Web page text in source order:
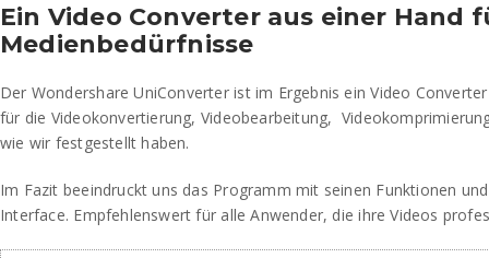
Ein Video Converter aus einer Hand
Medienbedürfnisse
Der Wondershare UniConverter ist im Ergebnis ein Video
für die Videokonvertierung, Videobearbeitung,
wie wir festgestellt haben.
Im Fazit beeindruckt uns das Programm mit seinen Funktionen
Interface. Empfehlenswert für alle Anwender, die ihre Videos